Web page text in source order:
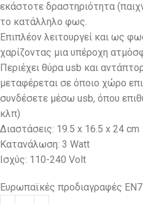
εκάστοτε δραστηριότητα
το κατάλληλο φως.
Επιπλέον λειτουργεί και ως
χαρίζοντας μια υπέροχη
Περιέχει θύρα usb και
μεταφέρεται σε όποιο χώρο
συνδέσετε μέσω usb, όπου
κλπ)
Διαστάσεις: 19.5 x 16.5 x 24 cm
Κατανάλωση: 3 Watt
Ισχύς: 110-240 Volt
Ευρωπαϊκές προδιαγραφές